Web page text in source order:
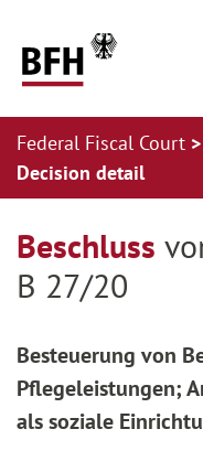
Federal Fiscal Court
Decision detail
Beschluss
B 27/20
Besteuerung von
Pflegeleistungen;
als soziale